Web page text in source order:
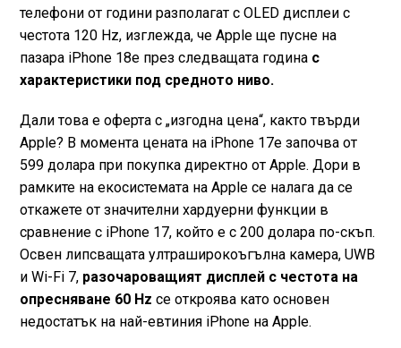
телефони от години разполагат с OLED дисплеи с
честота 120 Hz, изглежда, че Apple ще пусне на
пазара iPhone 18e през следващата годинас
характеристики под средното ниво.
Дали това е оферта с „изгодна цена“, както твърди
Apple? В момента цената на iPhone 17e започва от
599 долара при покупка директно от Apple. Дори в
рамките на екосистемата на Apple се налага да се
откажете от значителни хардуерни функции в
сравнение с iPhone 17, който е с 200 долара по-скъп.
Освен липсващата ултраширокоъгълна камера, UWB
и Wi-Fi 7,разочароващият дисплей с честота на
опресняване 60 Hz се откроява като основен
недостатък на най-евтиния iPhone на Apple.